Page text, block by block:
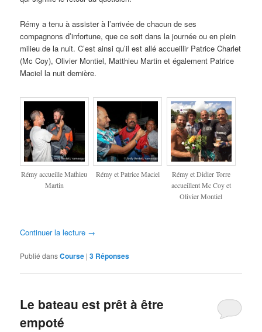
Rémy a tenu à assister à l’arrivée de chacun de ses
compagnons d’infortune, que ce soit dans la journée ou en plein
milieu de la nuit. C’est ainsi qu’il est allé accueillir Patrice Charlet
(Mc Coy), Olivier Montiel, Matthieu Martin et également Patrice
Maciel la nuit dernière.
Rémy accueille Mathieu
Martin
Rémy et Patrice Maciel
Rémy et Didier Torre
accueillent Mc Coy et
Olivier Montiel
Continuer la lecture →
Publié dansCourse |3 Réponses
Le bateau est prêt à être
empoté